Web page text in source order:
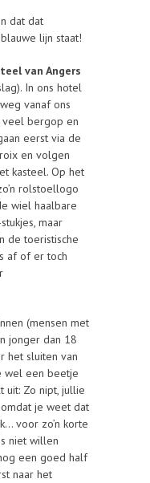
dat dat
lijn staat!
van Angers
In ons hotel
vanaf ons
veel bergop en
eerst via de
en volgen
kasteel. Op het
rolstoellogo
wiel haalbare
maar
de toeristische
af of er toch
(mensen met
jonger dan 18
het sluiten van
wel een beetje
uit: Zo nipt, jullie
je weet dat
voor zo’n korte
niet willen
een goed half
naar het